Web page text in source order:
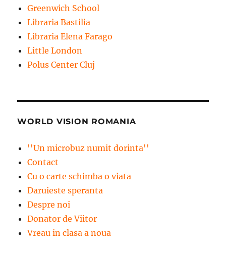
Greenwich School
Libraria Bastilia
Libraria Elena Farago
Little London
Polus Center Cluj
WORLD VISION ROMANIA
''Un microbuz numit dorinta''
Contact
Cu o carte schimba o viata
Daruieste speranta
Despre noi
Donator de Viitor
Vreau in clasa a noua